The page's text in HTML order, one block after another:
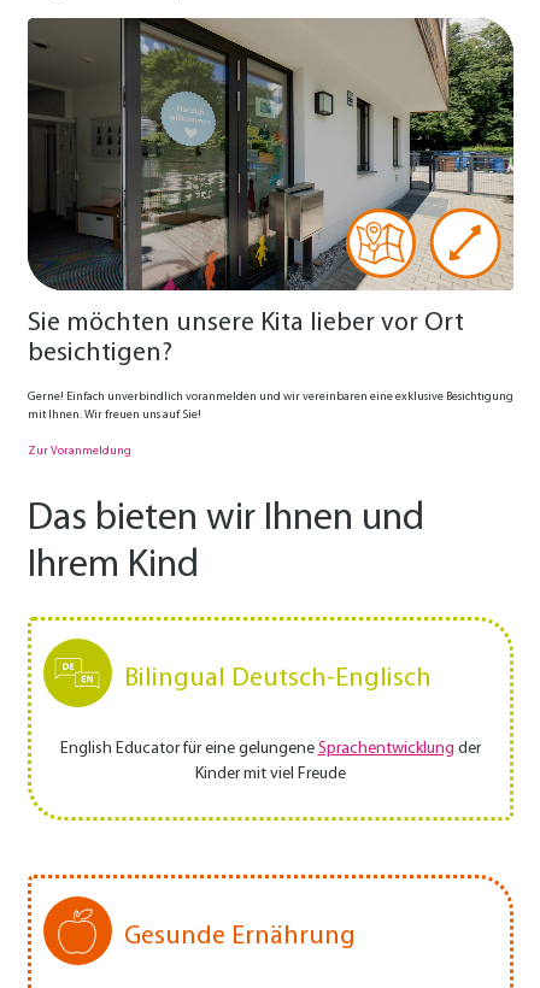
Sie möchten unsere Kita lieber vor Ort
besichtigen?
Gerne! Einfach unverbindlich voranmelden und wir vereinbaren eine exklusive Besichtigung
mit Ihnen. Wir freuen uns auf Sie!
Zur Voranmeldung
Das bieten wir Ihnen und
Ihrem Kind
Bilingual Deutsch-Englisch
English Educator für eine gelungene Sprachentwicklung der
Kinder mit viel Freude
Gesunde Ernährung